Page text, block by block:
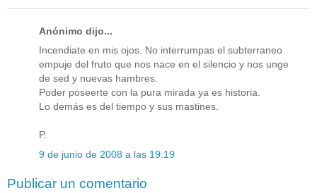
Anónimo dijo...
Incendiate en mis ojos. No interrumpas el subterraneo
empuje del fruto que nos nace en el silencio y nos unge
de sed y nuevas hambres.
Poder poseerte con la pura mirada ya es historia.
Lo demás es del tiempo y sus mastines.
P.
9 de junio de 2008 a las 19:19
Publicar un comentario